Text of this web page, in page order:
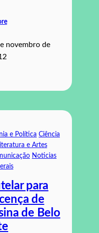
novembro de
e Política Ciência
e Artes
Noticias
para
de
de Belo